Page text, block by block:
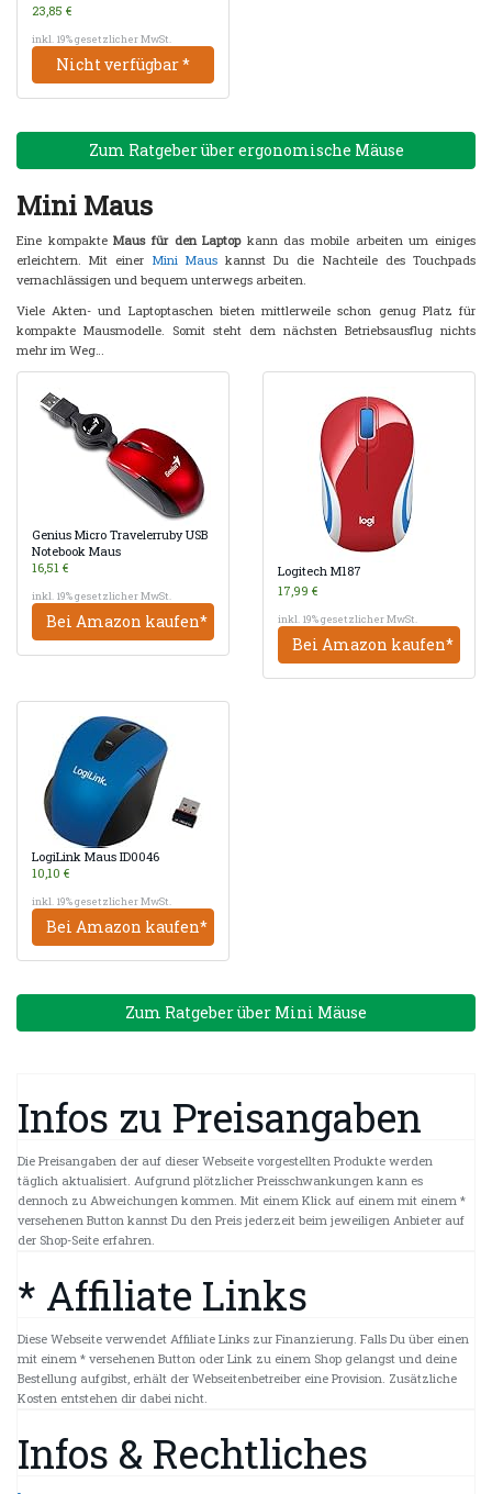
23,85 €
inkl. 19% gesetzlicher MwSt.
Nicht verfügbar *
Zum Ratgeber über ergonomische Mäuse
Mini Maus
Eine kompakteMaus für den Laptopkann das mobile arbeiten um einiges
erleichtern. Mit einer Mini Mauskannst Du die Nachteile des Touchpads
vernachlässigen und bequem unterwegs arbeiten.
Viele Akten- und Laptoptaschen bieten mittlerweile schon genug Platz für
kompakte Mausmodelle. Somit steht dem nächsten Betriebsausflug nichts
mehr im Weg…
Genius Micro Travelerruby USB
Notebook Maus
16,51 €
inkl. 19% gesetzlicher MwSt.
Bei Amazon kaufen*
Logitech M187
17,99 €
inkl. 19% gesetzlicher MwSt.
Bei Amazon kaufen*
LogiLink Maus ID0046
10,10 €
inkl. 19% gesetzlicher MwSt.
Bei Amazon kaufen*
Zum Ratgeber über Mini Mäuse
Infos zu Preisangaben
Die Preisangaben der auf dieser Webseite vorgestellten Produkte werden
täglich aktualisiert. Aufgrund plötzlicher Preisschwankungen kann es
dennoch zu Abweichungen kommen. Mit einem Klick auf einem mit einem *
versehenen Button kannst Du den Preis jederzeit beim jeweiligen Anbieter auf
der Shop-Seite erfahren.
* Affiliate Links
Diese Webseite verwendet Affiliate Links zur Finanzierung. Falls Du über einen
mit einem * versehenen Button oder Link zu einem Shop gelangst und deine
Bestellung aufgibst, erhält der Webseitenbetreiber eine Provision. Zusätzliche
Kosten entstehen dir dabei nicht.
Infos & Rechtliches